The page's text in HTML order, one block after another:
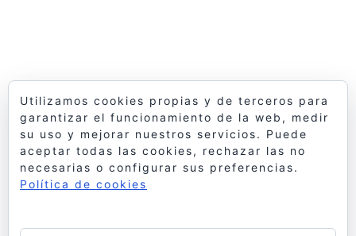
Utilizamos cookies propias y de terceros para
garantizar el funcionamiento de la web, medir
su uso y mejorar nuestros servicios. Puede
aceptar todas las cookies, rechazar las no
necesarias o configurar sus preferencias.
Política de cookies